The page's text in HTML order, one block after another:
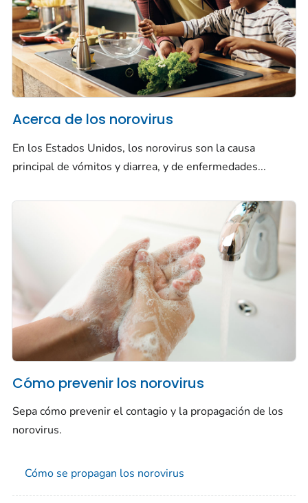
Acerca de los norovirus
En los Estados Unidos, los norovirus son la causa
principal de vómitos y diarrea, y de enfermedades...
Cómo prevenir los norovirus
Sepa cómo prevenir el contagio y la propagación de los
norovirus.
Cómo se propagan los norovirus